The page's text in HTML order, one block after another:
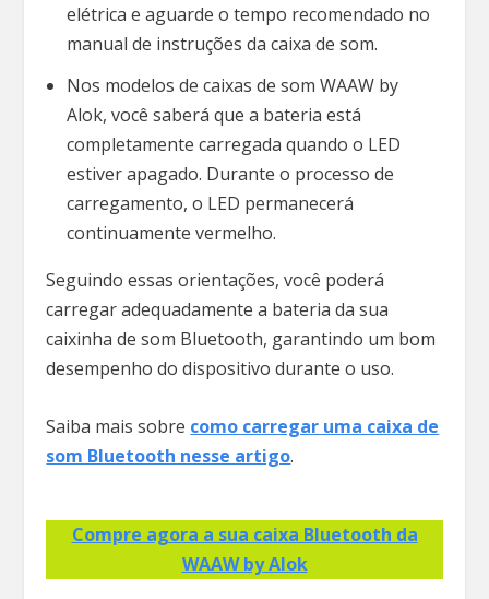
elétrica e aguarde o tempo recomendado no
manual de instruções da caixa de som.
Nos modelos de caixas de som WAAW by
Alok, você saberá que a bateria está
completamente carregada quando o LED
estiver apagado. Durante o processo de
carregamento, o LED permanecerá
continuamente vermelho.
Seguindo essas orientações, você poderá
carregar adequadamente a bateria da sua
caixinha de som Bluetooth, garantindo um bom
desempenho do dispositivo durante o uso.
Saiba mais sobre como carregar uma caixa de
som Bluetooth nesse artigo.
Compre agora a sua caixa Bluetooth da
WAAW by Alok